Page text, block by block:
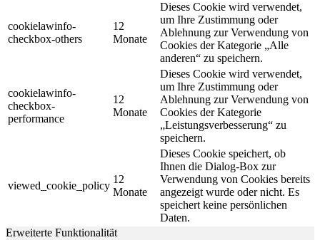
cookielawinfo-
checkbox-others
12
Monate
Dieses Cookie wird verwendet,
um Ihre Zustimmung oder
Ablehnung zur Verwendung von
Cookies der Kategorie „Alle
anderen“ zu speichern.
cookielawinfo-
checkbox-
performance
12
Monate
Dieses Cookie wird verwendet,
um Ihre Zustimmung oder
Ablehnung zur Verwendung von
Cookies der Kategorie
„Leistungsverbesserung“ zu
speichern.
viewed_cookie_policy
12
Monate
Dieses Cookie speichert, ob
Ihnen die Dialog-Box zur
Verwendung von Cookies bereits
angezeigt wurde oder nicht. Es
speichert keine persönlichen
Daten.
Erweiterte Funktionalität